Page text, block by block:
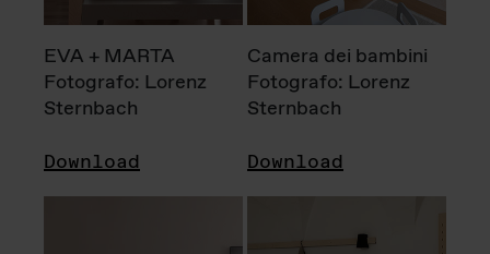
EVA + MARTA
Fotografo: Lorenz
Sternbach
Download
Camera dei bambini
Fotografo: Lorenz
Sternbach
Download